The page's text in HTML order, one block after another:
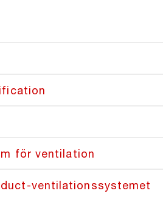
för ventilation
ventilationssystemet